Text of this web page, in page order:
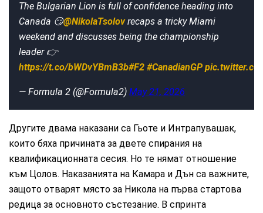
The Bulgarian Lion is full of confidence heading into
Canada 😏@NikolaTsolovrecaps a tricky Miami
weekend and discusses being the championship
leader 👉
https://t.co/bWDvYBmB3b#F2 #CanadianGP
— Formula 2 (@Formula2)May 21, 2026
Другите двама наказани са Гьоте и Интрапувашак,
които бяха причината за двете спирания на
квалификационната сесия. Но те нямат отношение
към Цолов. Наказанията на Камара и Дън са важните,
защото отварят място за Никола на първа стартова
редица за основното състезание. В спринта